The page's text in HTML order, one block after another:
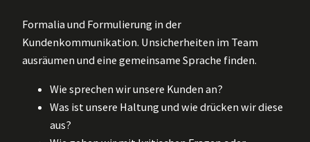
Formalia und Formulierung in der
Kundenkommunikation. Unsicherheiten im Team
ausräumen und eine gemeinsame Sprache finden.
Wie sprechen wir unsere Kunden an?
Was ist unsere Haltung und wie drücken wir diese
aus?